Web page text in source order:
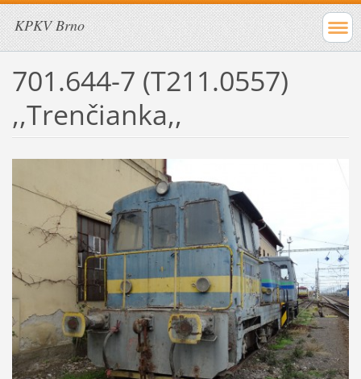
KPKV Brno
701.644-7 (T211.0557)
,,Trenčianka,,